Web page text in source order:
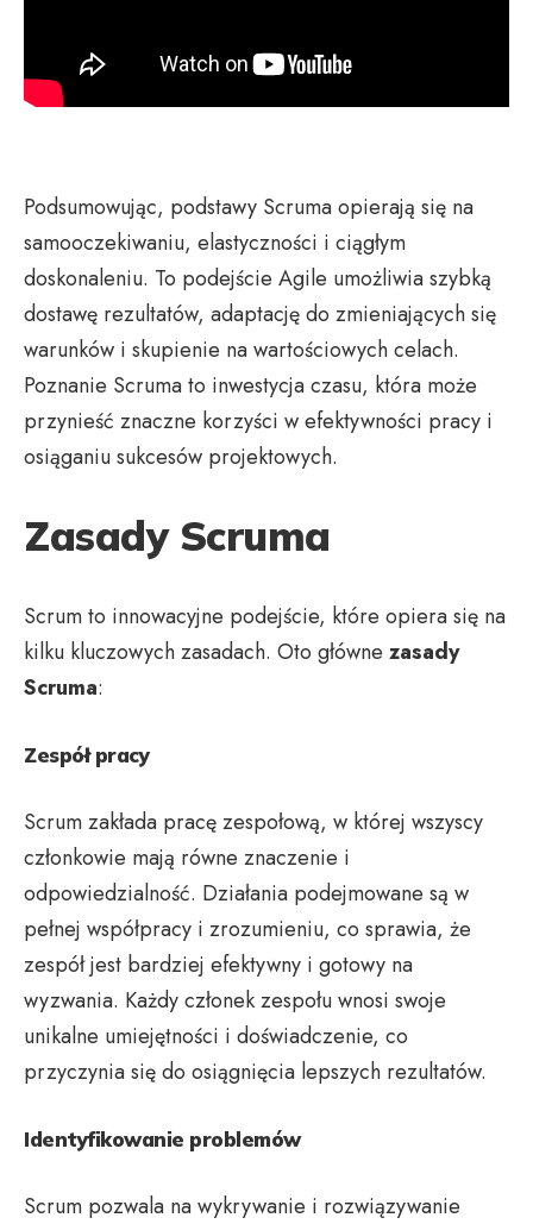
Podsumowując, podstawy Scruma opierają się na
samooczekiwaniu, elastyczności i ciągłym
doskonaleniu. To podejście Agile umożliwia szybką
dostawę rezultatów, adaptację do zmieniających się
warunków i skupienie na wartościowych celach.
Poznanie Scruma to inwestycja czasu, która może
przynieść znaczne korzyści w efektywności pracy i
osiąganiu sukcesów projektowych.
Zasady Scruma
Scrum to innowacyjne podejście, które opiera się na
kilku kluczowych zasadach. Oto główne zasady
Scruma:
Zespół pracy
Scrum zakłada pracę zespołową, w której wszyscy
członkowie mają równe znaczenie i
odpowiedzialność. Działania podejmowane są w
pełnej współpracy i zrozumieniu, co sprawia, że
zespół jest bardziej efektywny i gotowy na
wyzwania. Każdy członek zespołu wnosi swoje
unikalne umiejętności i doświadczenie, co
przyczynia się do osiągnięcia lepszych rezultatów.
Identyfikowanie problemów
Scrum pozwala na wykrywanie i rozwiązywanie